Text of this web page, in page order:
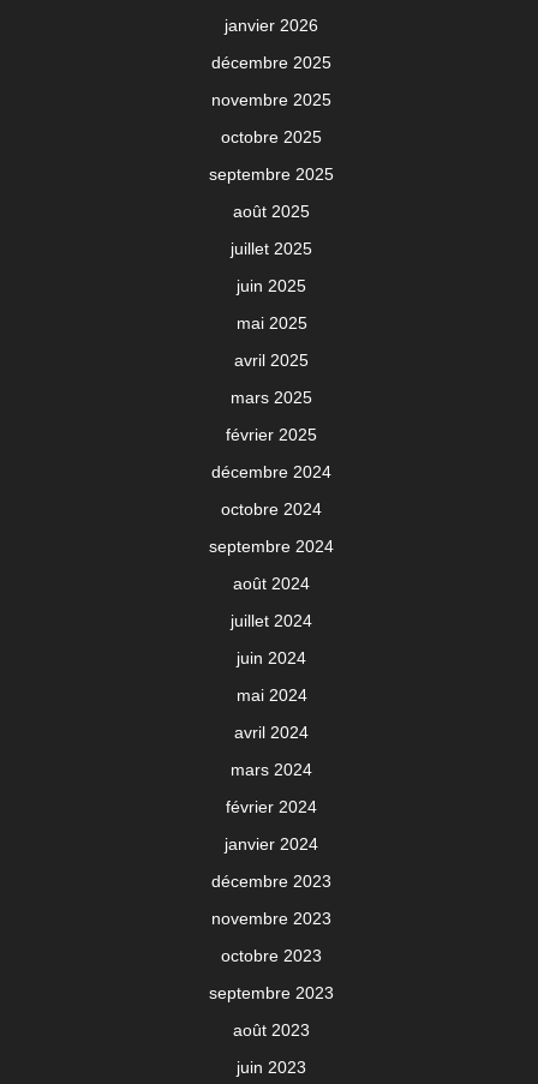
janvier 2026
décembre 2025
novembre 2025
octobre 2025
septembre 2025
août 2025
juillet 2025
juin 2025
mai 2025
avril 2025
mars 2025
février 2025
décembre 2024
octobre 2024
septembre 2024
août 2024
juillet 2024
juin 2024
mai 2024
avril 2024
mars 2024
février 2024
janvier 2024
décembre 2023
novembre 2023
octobre 2023
septembre 2023
août 2023
juin 2023